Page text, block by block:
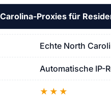
Proxies für
Echte North
Automatische IP-
★★★